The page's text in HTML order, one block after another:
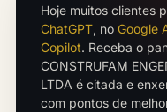
Hoje muitos clientes
ChatGPT, no Google
Copilot. Receba o
CONSTRUFAM
LTDA é citada e
com pontos de